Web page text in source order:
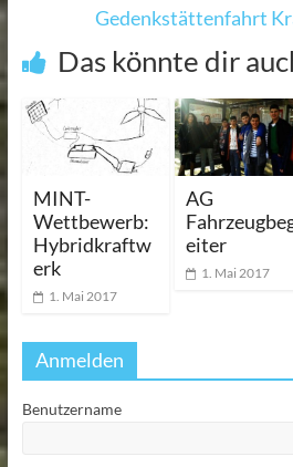
Gedenkstättenfahrt
Das könnte dir
MINT-
Wettbewerb:
Hybridkraftw
erk
1. Mai 2017
AG
eiter
1. Mai 2017
Anmelden
Benutzername